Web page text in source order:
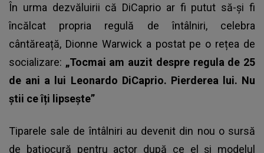
În urma dezvăluirii că DiCaprio ar fi putut să-și fi
încălcat propria regulă de întâlniri, celebra
cântăreață, Dionne Warwick a postat pe o rețea de
socializare: „Tocmai am auzit despre regula de 25
de ani a lui Leonardo DiCaprio. Pierderea lui. Nu
știi ce îți lipsește”
Tiparele sale de întâlniri au devenit din nou o sursă
de batjocură pentru actor după ce el și modelul